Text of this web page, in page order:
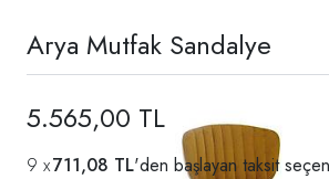
Arya Mutfak Sandalye
5.565,00 TL
711,08 TL'den başlayan taksit